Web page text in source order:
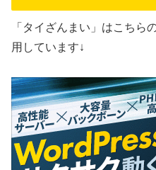
「タイざんまい」はこちら
用しています↓